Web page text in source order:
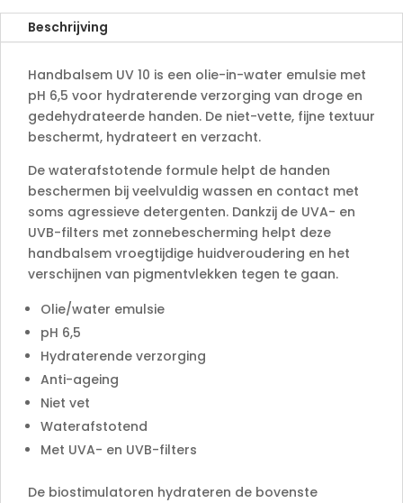
a
t
Beschrijving
Handbalsem UV 10 is een olie-in-water emulsie met
pH 6,5 voor hydraterende verzorging van droge en
gedehydrateerde handen. De niet-vette, fijne textuur
beschermt, hydrateert en verzacht.
De waterafstotende formule helpt de handen
beschermen bij veelvuldig wassen en contact met
soms agressieve detergenten. Dankzij de UVA- en
UVB-filters met zonnebescherming helpt deze
handbalsem vroegtijdige huidveroudering en het
verschijnen van pigmentvlekken tegen te gaan.
Olie/water emulsie
pH 6,5
Hydraterende verzorging
Anti-ageing
Niet vet
Waterafstotend
Met UVA- en UVB-filters
De biostimulatoren hydrateren de bovenste